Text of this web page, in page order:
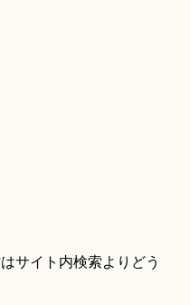
サイト内検索よりどう